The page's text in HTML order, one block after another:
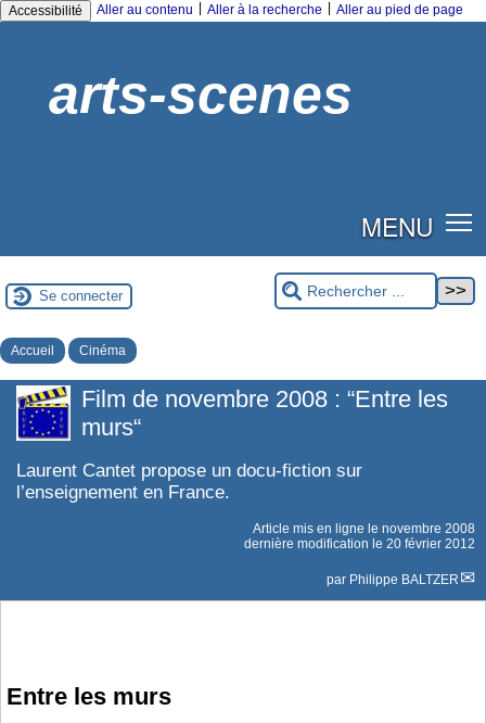
Accessibilité Aller au contenu Aller à la recherche Aller au pied de page
arts-scenes
MENU
Se connecter
Accueil Cinéma
Film de novembre 2008 : “Entre les
murs“
Laurent Cantet propose un docu-fiction sur
l’enseignement en France.
Article mis en ligne le novembre 2008
dernière modification le 20 février 2012
par Philippe BALTZER
Entre les murs